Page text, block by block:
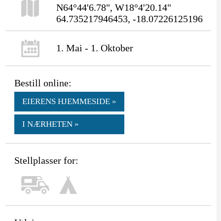
N64°44'6.78", W18°4'20.14"
64.735217946453, -18.07226125196
1. Mai - 1. Oktober
Bestill online:
EIERENS HJEMMESIDE »
I NÆRHETEN »
Stellplasser for: